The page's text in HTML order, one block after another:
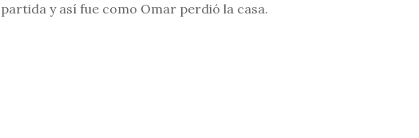
partida y así fue como Omar perdió la casa.